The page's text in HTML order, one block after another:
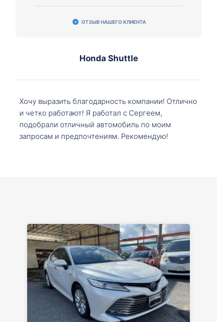
ОТЗЫВ НАШЕГО КЛИЕНТА
Honda Shuttle
Хочу выразить благодарность компании! Отлично
и четко работают! Я работал с Сергеем,
подобрали отличный автомобиль по моим
запросам и предпочтениям. Рекомендую!